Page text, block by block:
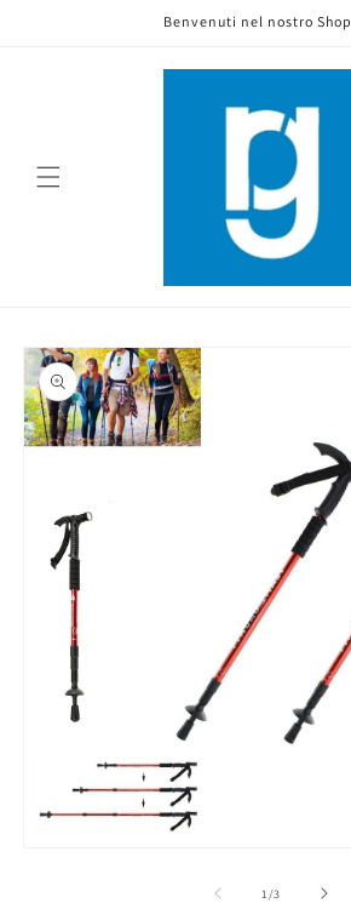
Benvenuti nel nostro Shop
Skip to
product
information
1 /of
3